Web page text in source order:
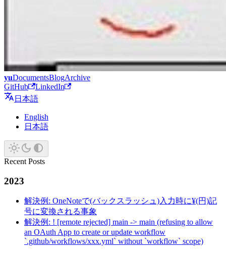
yuDocumentsBlogArchive
GitHub
LinkedIn
日本語
English
日本語
Recent Posts
2023
解決例: OneNoteで(バックスラッシュ)入力時に¥(円)記
号に変換される事象
解決例: ! [remote rejected] main -> main (refusing to allow
an OAuth App to create or update workflow
`.github/workflows/xxx.yml` without `workflow` scope)